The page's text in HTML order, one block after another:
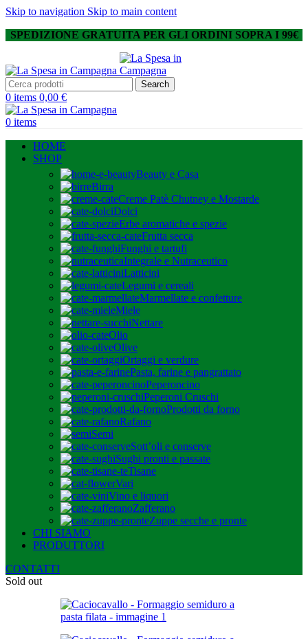
Skip to navigation Skip to main content
SPEDIZIONE GRATUITA PER GLI ORDINI SOPRA I 99€
Search
0 items 0,00 €
0 items
HOME
SHOP
Beauty e Casa
Birra
Creme Patè Chutney e Mostarde
Dolci
Erbe aromatiche e spezie
Frutta secca
Funghi e tartufi
Integrale e Nutraceutico
Latticini
Legumi e cereali
Marmellate e confetture
Miele
Nettare
Olio
Olive
Ortaggi e verdure
Pasta, farine e pangrattato
Peperoncino
Peperoni Cruschi
Prodotti da forno
Rafano
Semi
Sott’oli e conserve
Sughi pronti e passate
Tisane
Vari
Vino e liquori
Zafferano
Zuppe secche e pronte
CHI SIAMO
PRODUTTORI
CONTATTI
Sold out